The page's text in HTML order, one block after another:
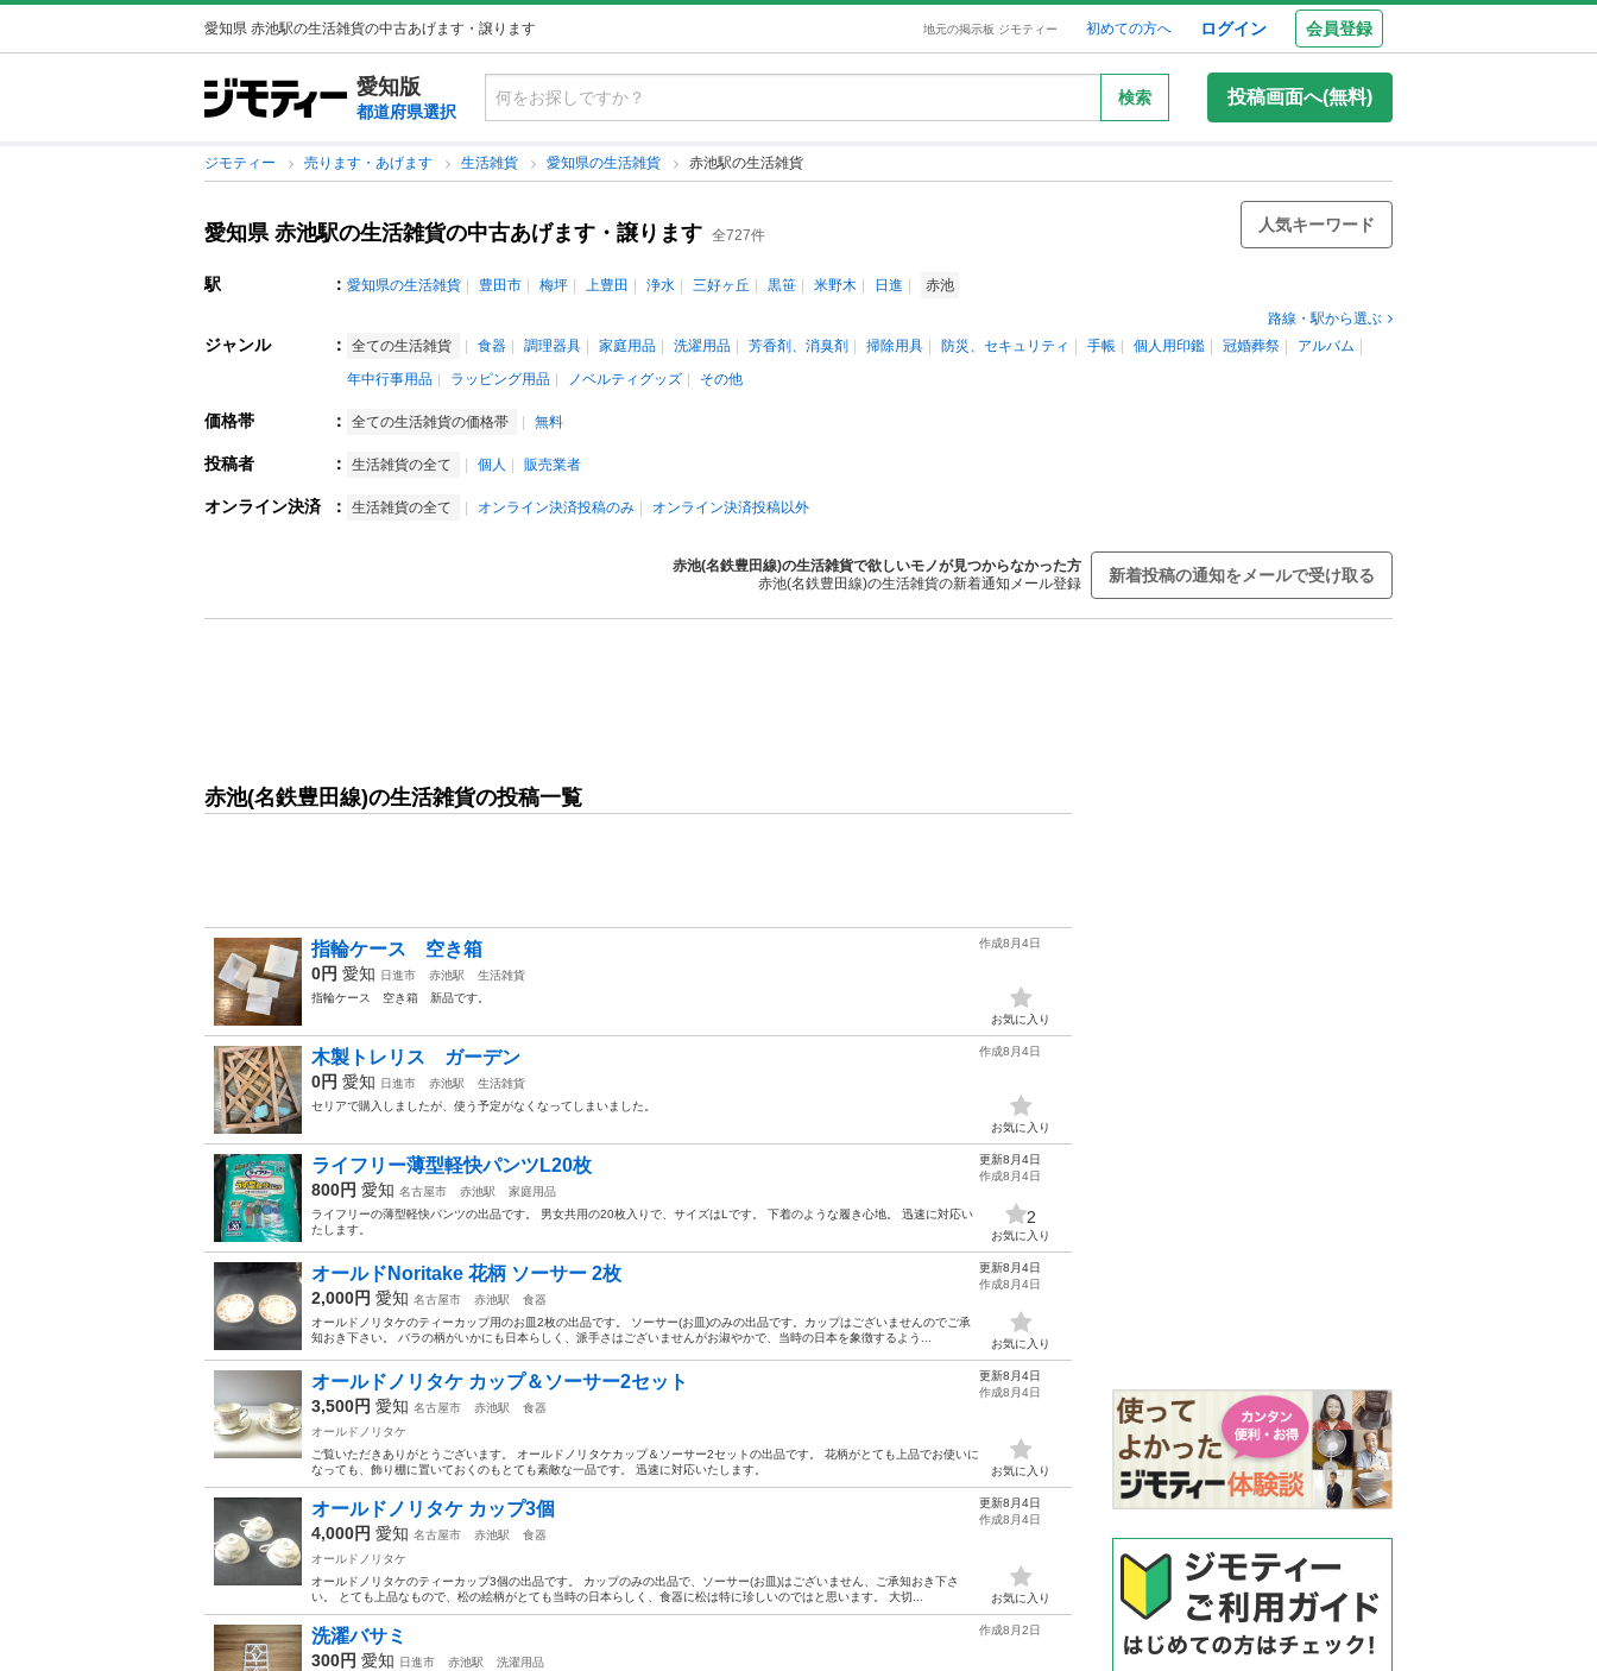
愛知県 赤池駅の生活雑貨の中古あげます・譲ります 地元の掲示板 ジモティー 初めての方へ ログイン 会員登録
愛知版
都道府県選択
検索 投稿画面へ(無料)
ジモティー 売ります・あげます 生活雑貨 愛知県の生活雑貨 赤池駅の生活雑貨
愛知県 赤池駅の生活雑貨の中古あげます・譲ります 全727件
人気キーワード
駅 ： 愛知県の生活雑貨 豊田市 梅坪 上豊田 浄水 三好ヶ丘 黒笹 米野木 日進
赤池
路線・駅から選ぶ
ジャンル ： 全ての生活雑貨 食器 調理器具 家庭用品 洗濯用品 芳香剤、消臭剤 掃除用具 防災、セキュリティ 手帳 個人用印鑑 冠婚葬祭
アルバム
年中行事用品
ラッピング用品 ノベルティグッズ その他
価格帯 ： 全ての生活雑貨の価格帯 無料
投稿者 ： 生活雑貨の全て 個人 販売業者
オンライン決済 ： 生活雑貨の全て オンライン決済投稿のみ オンライン決済投稿以外
赤池(名鉄豊田線)の生活雑貨で欲しいモノが見つからなかった方
赤池(名鉄豊田線)の生活雑貨の新着通知メール登録
新着投稿の通知をメールで受け取る
赤池(名鉄豊田線)の生活雑貨の投稿一覧
指輪ケース 空き箱
0円 愛知 日進市 赤池駅
生活雑貨
指輪ケース 空き箱 新品です。
作成8月4日
お気に入り
木製トレリス ガーデン
0円 愛知 日進市 赤池駅
生活雑貨
セリアで購入しましたが、使う予定がなくなってしまいました。
作成8月4日
お気に入り
ライフリー薄型軽快パンツL20枚
800円 愛知 名古屋市 赤池駅
家庭用品
ライフリーの薄型軽快パンツの出品です。 男女共用の20枚入りで、サイズはLです。 下着のような履き心地。 迅速に対応い
たします。
更新8月4日
作成8月4日
2
お気に入り
オールドNoritake 花柄 ソーサー 2枚
2,000円 愛知 名古屋市 赤池駅
食器
オールドノリタケのティーカップ用のお皿2枚の出品です。 ソーサー(お皿)のみの出品です。カップはございませんのでご承
知おき下さい。 バラの柄がいかにも日本らしく、派手さはございませんがお淑やかで、当時の日本を象徴するよう...
更新8月4日
作成8月4日
お気に入り
オールドノリタケ カップ＆ソーサー2セット
3,500円 愛知 名古屋市 赤池駅
食器
オールドノリタケ
ご覧いただきありがとうございます。 オールドノリタケカップ＆ソーサー2セットの出品です。 花柄がとても上品でお使いに
なっても、飾り棚に置いておくのもとても素敵な一品です。 迅速に対応いたします。
更新8月4日
作成8月4日
お気に入り
オールドノリタケ カップ3個
4,000円 愛知 名古屋市 赤池駅
食器
オールドノリタケ
オールドノリタケのティーカップ3個の出品です。 カップのみの出品で、ソーサー(お皿)はございません、ご承知おき下さ
い。 とても上品なもので、松の絵柄がとても当時の日本らしく、食器に松は特に珍しいのではと思います。 大切...
更新8月4日
作成8月4日
お気に入り
洗濯バサミ
300円 愛知 日進市 赤池駅
洗濯用品
作成8月2日